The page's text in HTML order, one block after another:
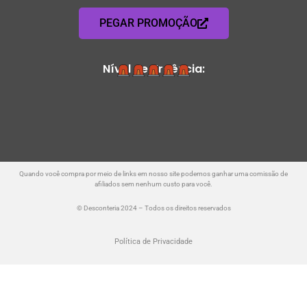
PEGAR PROMOÇÃO
Nível de Urgência:
Quando você compra por meio de links em nosso site podemos ganhar uma comissão de
afiliados sem nenhum custo para você.
© Desconteria 2024 – Todos os direitos reservados
Política de Privacidade